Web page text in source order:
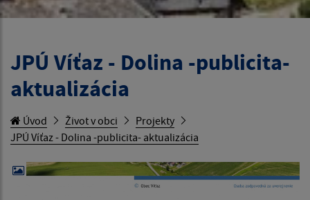
JPÚ Víťaz - Dolina -publicita-
aktualizácia
Úvod Život v obci
Projekty
JPÚ Víťaz - Dolina -publicita- aktualizácia